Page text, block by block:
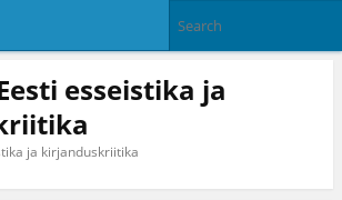
esseistika ja
ja kirjanduskriitika